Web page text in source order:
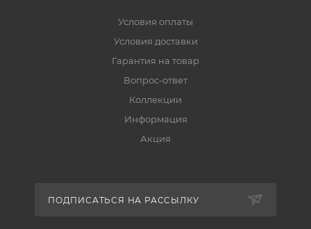
Условия оплаты
Условия доставки
Гарантия на товар
Вопрос-ответ
Коллекции
Информация
Акция
ПОДПИСАТЬСЯ НА РАССЫЛКУ